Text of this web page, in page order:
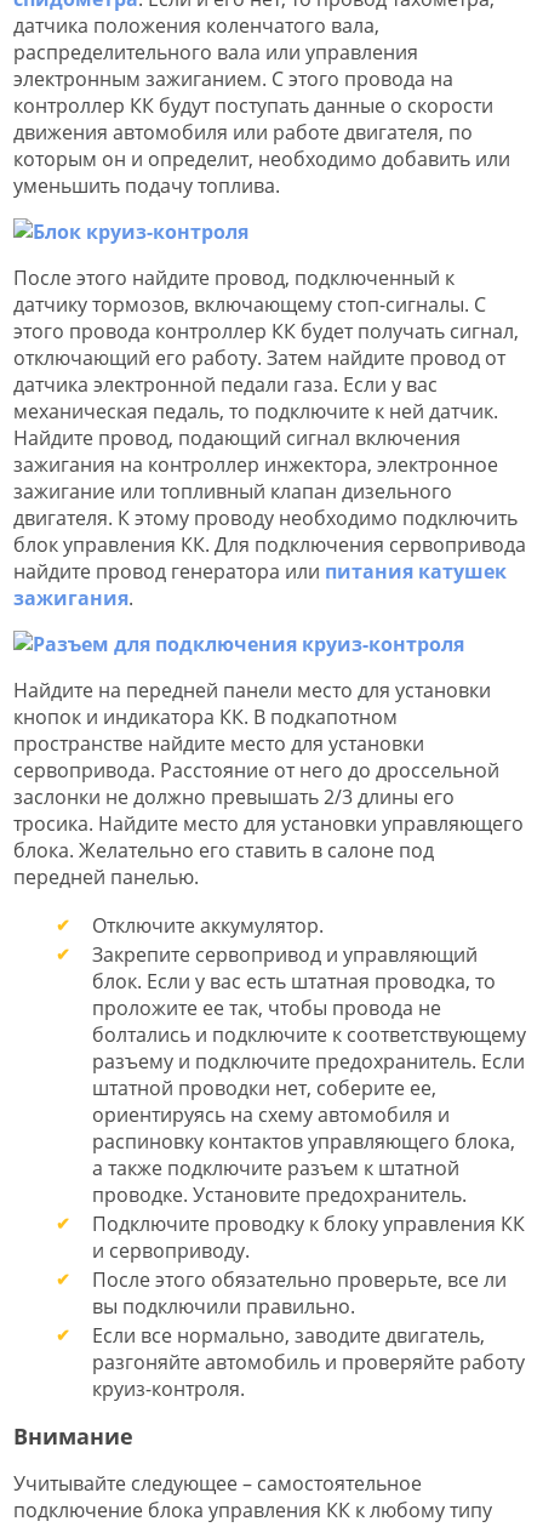
датчика положения коленчатого вала,
распределительного вала или управления
электронным зажиганием. С этого провода на
контроллер КК будут поступать данные о скорости
движения автомобиля или работе двигателя, по
которым он и определит, необходимо добавить или
уменьшить подачу топлива.
После этого найдите провод, подключенный к
датчику тормозов, включающему стоп-сигналы. С
этого провода контроллер КК будет получать сигнал,
отключающий его работу. Затем найдите провод от
датчика электронной педали газа. Если у вас
механическая педаль, то подключите к ней датчик.
Найдите провод, подающий сигнал включения
зажигания на контроллер инжектора, электронное
зажигание или топливный клапан дизельного
двигателя. К этому проводу необходимо подключить
блок управления КК. Для подключения сервопривода
найдите провод генератора или питания катушек
зажигания.
Найдите на передней панели место для установки
кнопок и индикатора КК. В подкапотном
пространстве найдите место для установки
сервопривода. Расстояние от него до дроссельной
заслонки не должно превышать 2/3 длины его
тросика. Найдите место для установки управляющего
блока. Желательно его ставить в салоне под
передней панелью.
Отключите аккумулятор.
Закрепите сервопривод и управляющий
блок. Если у вас есть штатная проводка, то
проложите ее так, чтобы провода не
болтались и подключите к соответствующему
разъему и подключите предохранитель. Если
штатной проводки нет, соберите ее,
ориентируясь на схему автомобиля и
распиновку контактов управляющего блока,
а также подключите разъем к штатной
проводке. Установите предохранитель.
Подключите проводку к блоку управления КК
и сервоприводу.
После этого обязательно проверьте, все ли
вы подключили правильно.
Если все нормально, заводите двигатель,
разгоняйте автомобиль и проверяйте работу
круиз-контроля.
Внимание
Учитывайте следующее – самостоятельное
подключение блока управления КК к любому типу